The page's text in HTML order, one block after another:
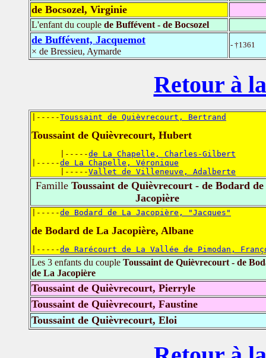
de Bocsozel, Virginie
L'enfant du couple de Buffévent - de Bocsozel
de Buffévent, Jacquemot
× de Bressieu, Aymarde
- †1361
Retour à
|-----Toussaint de Quièvrecourt, Bertrand
Toussaint de Quièvrecourt, Hubert
      |-----
de La Chapelle, Charles-Gilbert
|-----de La Chapelle, Véronique
      |-----
Vallet de Villeneuve, Adalberte
Famille Toussaint de Quièvrecourt - de Bodard
Jacopière
|-----de Bodard de La Jacopière, "Jacques"
de Bodard de La Jacopière, Albane
|-----de Rarécourt de La Vallée de Pimodan,
Les 3 enfants du couple Toussaint de Quièvrecourt - de
de La Jacopière
Toussaint de Quièvrecourt, Pierryle
Toussaint de Quièvrecourt, Faustine
Toussaint de Quièvrecourt, Eloi